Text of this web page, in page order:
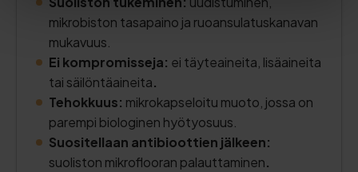
mikrobiston tasapaino ja ruoansulatuskanavan
mukavuus.
Ei kompromisseja: ei täyteaineita, lisäaineita
tai säilöntäaineita.
Tehokkuus: mikrokapseloitu muoto, jossa on
parempi biologinen hyötyosuus.
Suositellaan antibioottien jälkeen:
suoliston mikroflooran palauttaminen.